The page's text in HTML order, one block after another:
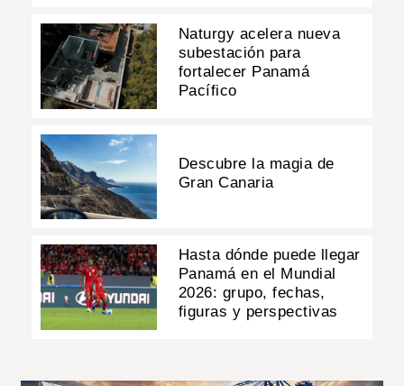
Naturgy acelera nueva
subestación para
fortalecer Panamá
Pacífico
Descubre la magia de
Gran Canaria
Hasta dónde puede llegar
Panamá en el Mundial
2026: grupo, fechas,
figuras y perspectivas